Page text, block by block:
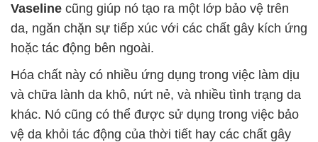
Vaseline cũng giúp nó tạo ra một lớp bảo vệ trên
da, ngăn chặn sự tiếp xúc với các chất gây kích ứng
hoặc tác động bên ngoài.
Hóa chất này có nhiều ứng dụng trong việc làm dịu
và chữa lành da khô, nứt nẻ, và nhiều tình trạng da
khác. Nó cũng có thể được sử dụng trong việc bảo
vệ da khỏi tác động của thời tiết hay các chất gây